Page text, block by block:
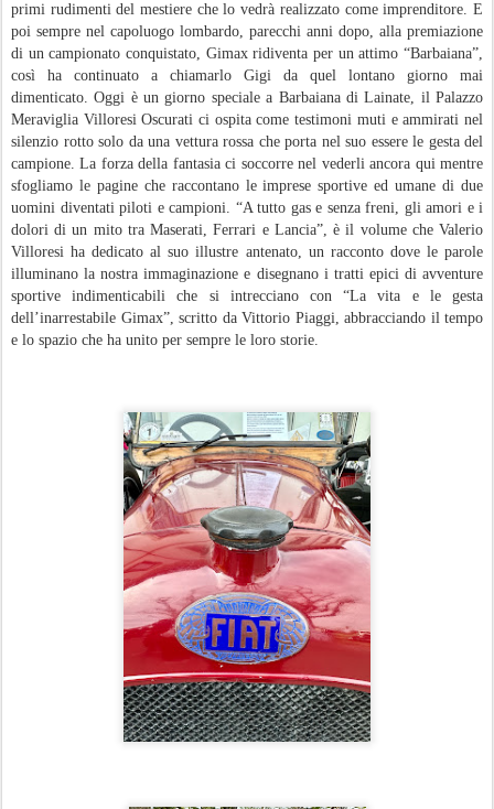
primi rudimenti del mestiere che lo vedrà realizzato come imprenditore. E
poi sempre nel capoluogo lombardo, parecchi anni dopo, alla premiazione
di un campionato conquistato, Gimax ridiventa per un attimo “Barbaiana”,
così ha continuato a chiamarlo Gigi da quel lontano giorno mai
dimenticato. Oggi è un giorno speciale a Barbaiana di Lainate, il Palazzo
Meraviglia Villoresi Oscurati ci ospita come testimoni muti e ammirati nel
silenzio rotto solo da una vettura rossa che porta nel suo essere le gesta del
campione. La forza della fantasia ci soccorre nel vederli ancora qui mentre
sfogliamo le pagine che raccontano le imprese sportive ed umane di due
uomini diventati piloti e campioni. “A tutto gas e senza freni, gli amori e i
dolori di un mito tra Maserati, Ferrari e Lancia”, è il volume che Valerio
Villoresi ha dedicato al suo illustre antenato, un racconto dove le parole
illuminano la nostra immaginazione e disegnano i tratti epici di avventure
sportive indimenticabili che si intrecciano con “La vita e le gesta
dell’inarrestabile Gimax”, scritto da Vittorio Piaggi, abbracciando il tempo
e lo spazio che ha unito per sempre le loro storie.